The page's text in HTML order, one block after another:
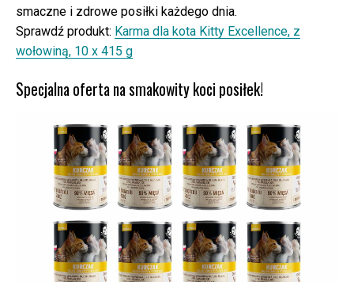
smaczne i zdrowe posiłki każdego dnia.
Sprawdź produkt: Karma dla kota Kitty Excellence, z
wołowiną, 10 x 415 g
Specjalna oferta na smakowity koci posiłek!